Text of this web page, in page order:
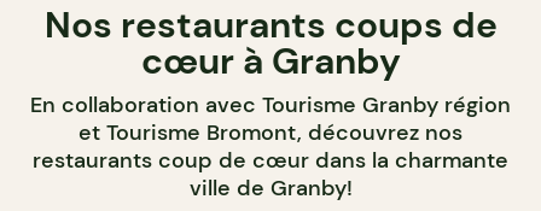
Nos restaurants coups de
cœur à Granby
En collaboration avec Tourisme Granby région
et Tourisme Bromont, découvrez nos
restaurants coup de cœur dans la charmante
ville de Granby!